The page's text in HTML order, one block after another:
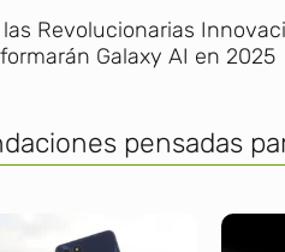
Revolucionarias
Galaxy AI en 2025
pensadas